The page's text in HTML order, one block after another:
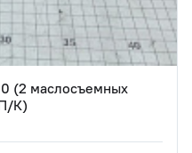
(2 маслосъемных
К)